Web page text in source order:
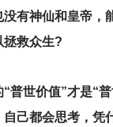
有神仙和皇帝，
拯救众生?
普世价值”才是“
自己都会思考，